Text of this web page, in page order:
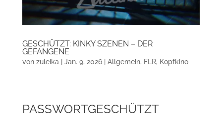
GESCHÜTZT: KINKY SZENEN – DER
GEFANGENE
von zuleika Jan. 9, 2026| Allgemein, FLR, Kopfkino
PASSWORTGESCHÜTZT